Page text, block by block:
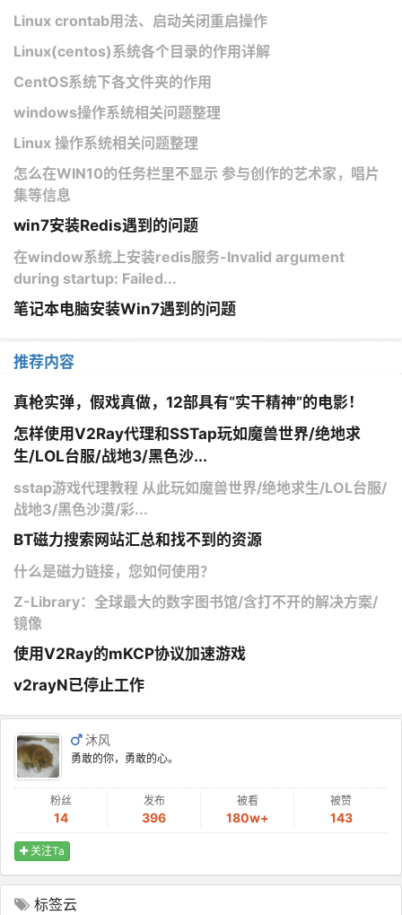
Linux crontab用法、启动关闭重启操作
Linux(centos)系统各个目录的作用详解
CentOS系统下各文件夹的作用
windows操作系统相关问题整理
Linux 操作系统相关问题整理
怎么在WIN10的任务栏里不显示 参与创作的艺术家，唱片
集等信息
win7安装Redis遇到的问题
在window系统上安装redis服务-Invalid argument
during startup: Failed...
笔记本电脑安装Win7遇到的问题
推荐内容
真枪实弹，假戏真做，12部具有“实干精神”的电影！
怎样使用V2Ray代理和SSTap玩如魔兽世界/绝地求
生/LOL台服/战地3/黑色沙...
sstap游戏代理教程 从此玩如魔兽世界/绝地求生/LOL台服/
战地3/黑色沙漠/彩...
BT磁力搜索网站汇总和找不到的资源
什么是磁力链接，您如何使用？
Z-Library：全球最大的数字图书馆/含打不开的解决方案/
镜像
使用V2Ray的mKCP协议加速游戏
v2rayN已停止工作
沐风
勇敢的你，勇敢的心。
粉丝
14
发布
396
被看
180w+
被赞
143
关注Ta
标签云